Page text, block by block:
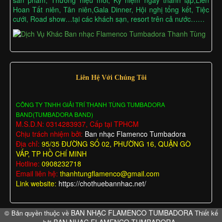
Hoan Tất niên, Tân niên,Gala Dinner, Hội nghị tổng kết, Tiệc
cưới, Road show…tại các khách sạn, resort trên cả nước……
Liên Hệ Với Chúng Tôi
CÔNG TY TNHH GIẢI TRÍ THANH TÙNG TUMBADORA
BAND(TUMBADORA BAND)
M.S.D.N: 0314283937, Cấp tại TPHCM
Chịu trách nhiệm bởi: Ban nhạc Flamenco Tumbadora
Địa chỉ: 95/35 ĐƯỜNG SỐ 02, PHƯỜNG 16, QUẬN GÒ
VẤP, TP HỒ CHÍ MINH
Hotline: 0908232718
Email liên hệ: thanhtungflamenco@gmail.com
Link website: https://chothuebannhac.net/
© Bản quyền thuộc về BAN NHẠC FLAMENCO TUMBADORA Thiết kế